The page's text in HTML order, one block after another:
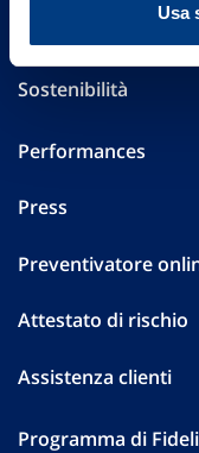
Usa
Sostenibilità
Performances
Press
Preventivatore
Attestato di rischio
Assistenza clienti
Programma di